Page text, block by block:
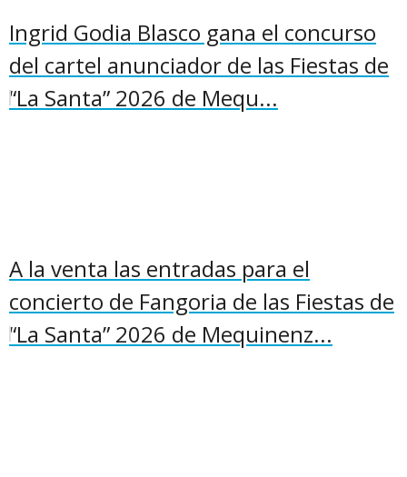
Ingrid Godia Blasco gana el concurso
del cartel anunciador de las Fiestas de
“La Santa” 2026 de Mequ...
A la venta las entradas para el
concierto de Fangoria de las Fiestas de
“La Santa” 2026 de Mequinenz...